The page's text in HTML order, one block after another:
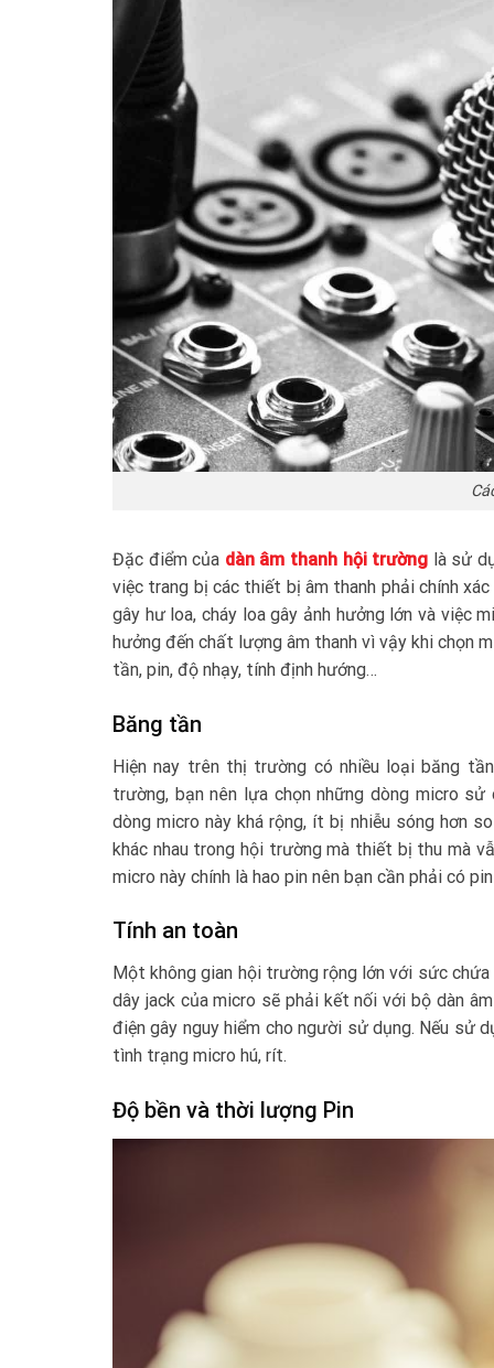
Đặc điểm của dàn âm thanh hội trường là sử
việc trang bị các thiết bị âm thanh phải chính
gây hư loa, cháy loa gây ảnh hưởng lớn và việc
hưởng đến chất lượng âm thanh vì vậy khi chọn
tần, pin, độ nhạy, tính định hướng…
Băng tần
Hiện nay trên thị trường có nhiều loại băng
trường, bạn nên lựa chọn những dòng micro
dòng micro này khá rộng, ít bị nhiễu sóng hơn
khác nhau trong hội trường mà thiết bị thu mà
micro này chính là hao pin nên bạn cần phải có
Tính an toàn
Một không gian hội trường rộng lớn với sức
dây jack của micro sẽ phải kết nối với bộ dàn
điện gây nguy hiểm cho người sử dụng. Nếu sử
tình trạng micro hú, rít.
Độ bền và thời lượng Pin